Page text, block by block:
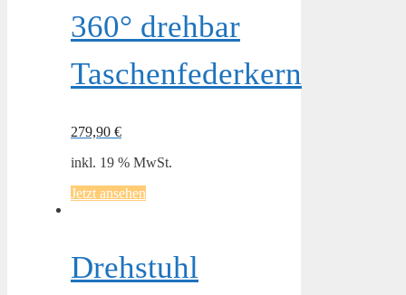
360° drehbar
Taschenfederkern
279,90 €
inkl. 19 % MwSt.
Jetzt ansehen
Drehstuhl